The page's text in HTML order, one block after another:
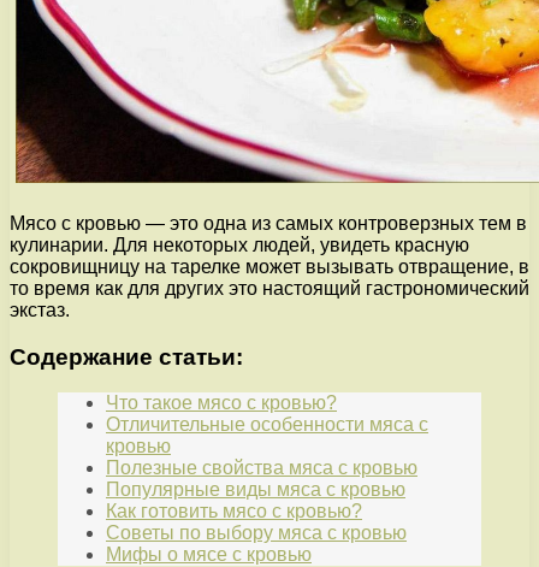
Мясо с кровью — это одна из самых контроверзных тем в
кулинарии. Для некоторых людей, увидеть красную
сокровищницу на тарелке может вызывать отвращение, в
то время как для других это настоящий гастрономический
экстаз.
Содержание статьи:
Что такое мясо с кровью?
Отличительные особенности мяса с
кровью
Полезные свойства мяса с кровью
Популярные виды мяса с кровью
Как готовить мясо с кровью?
Советы по выбору мяса с кровью
Мифы о мясе с кровью